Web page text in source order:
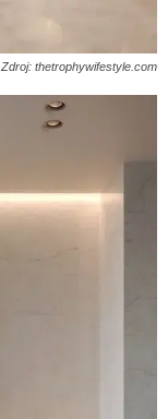
Zdroj: thetrophywifestyle.com